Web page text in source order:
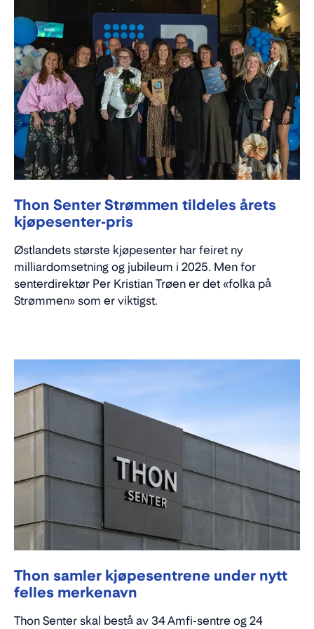
Thon Senter Strømmen tildeles årets
kjøpesenter-pris
Østlandets største kjøpesenter har feiret ny
milliardomsetning og jubileum i 2025. Men for
senterdirektør Per Kristian Trøen er det «folka på
Strømmen» som er viktigst.
Thon samler kjøpesentrene under nytt
felles merkenavn
Thon Senter skal bestå av 34 Amfi-sentre og 24